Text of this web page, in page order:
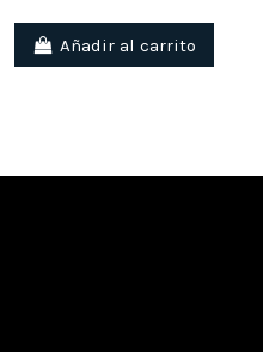
Añadir al carrito